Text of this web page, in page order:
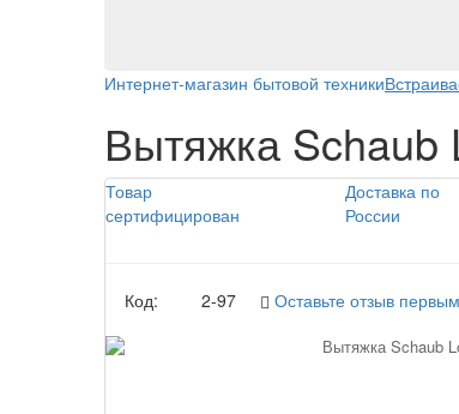
Интернет-магазин бытовой техники
Вытяжка Schaub
Товар
сертифицирован
Доставка по
России
Код: 2-97 Оставьте отзыв